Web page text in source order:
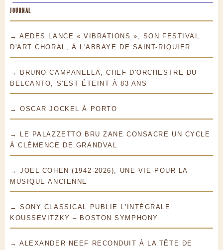
JOURNAL
→ AEDES LANCE « VIBRATIONS », SON FESTIVAL
D'ART CHORAL, À L'ABBAYE DE SAINT-RIQUIER
→ BRUNO CAMPANELLA, CHEF D'ORCHESTRE DU
BELCANTO, S'EST ÉTEINT À 83 ANS
→ OSCAR JOCKEL À PORTO
→ LE PALAZZETTO BRU ZANE CONSACRE UN CYCLE
À CLÉMENCE DE GRANDVAL
→ JOEL COHEN (1942-2026), UNE VIE POUR LA
MUSIQUE ANCIENNE
→ SONY CLASSICAL PUBLIE L'INTÉGRALE
KOUSSEVITZKY – BOSTON SYMPHONY
→ ALEXANDER NEEF RECONDUIT À LA TÊTE DE